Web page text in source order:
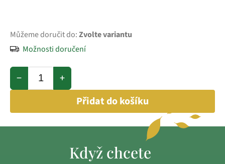
Můžeme doručit do:Zvolte variantu
Možnosti doručení
+
−
Přidat do košíku
Když chcete